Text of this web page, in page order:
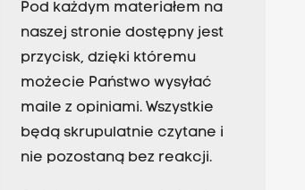
Pod każdym materiałem na
naszej stronie dostępny jest
przycisk, dzięki któremu
możecie Państwo wysyłać
maile z opiniami. Wszystkie
będą skrupulatnie czytane i
nie pozostaną bez reakcji.